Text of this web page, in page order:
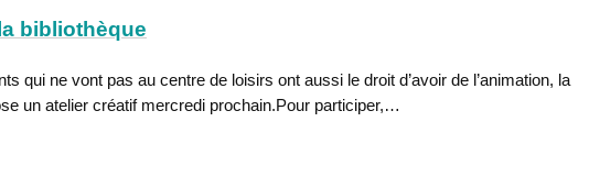
bibliothèque
qui ne vont pas au centre de loisirs ont aussi le droit d’avoir de l’animation, la
un atelier créatif mercredi prochain.Pour participer,…